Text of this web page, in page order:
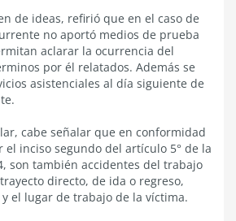
de ideas, refirió que en el caso de
no aportó medios de prueba
aclarar la ocurrencia del
por él relatados. Además se
asistenciales al día siguiente de
cabe señalar que en conformidad
el inciso segundo del artículo 5° de la
son también accidentes del trabajo
directo, de ida o regreso,
el lugar de trabajo de la víctima.